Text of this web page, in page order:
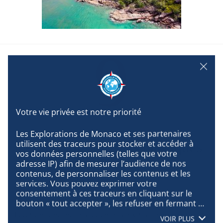
Les Explorations de Monaco et ses partenaires
utilisent des traceurs pour stocker et accéder à
vos données personnelles (telles que votre
adresse IP) afin de mesurer l’audience de nos
contenus, de personnaliser les contenus et les
services. Vous pouvez exprimer votre
consentement à ces traceurs en cliquant sur le
bouton « tout accepter », les refuser en fermant
VOIR PLUS
9
DÉCEMBRE
Le Futur des déchets plastiques
aux Seychelles
SEYCHELLES
Depuis 2020, le programme d’innovation ouverte « Le
Futur des déchets plastiques » a pour ambition de mettre